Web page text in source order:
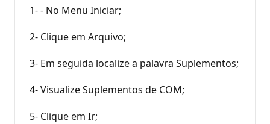
1- - No Menu Iniciar;
2- Clique em Arquivo;
3- Em seguida localize a palavra Suplementos;
4- Visualize Suplementos de COM;
5- Clique em Ir;